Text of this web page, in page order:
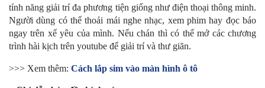
tính năng giải trí đa phương tiện giống như điện thoại thông minh.
Người dùng có thể thoải mái nghe nhạc, xem phim hay đọc báo
ngay trên xế yêu của mình. Nếu chán thì có thể mở các chương
trình hài kịch trên youtube để giải trí và thư giãn.
>>> Xem thêm: Cách lắp sim vào màn hình ô tô